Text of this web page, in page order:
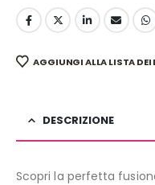
AGGIUNGI ALLA LISTA DEI
DESCRIZIONE
Scopri la perfetta